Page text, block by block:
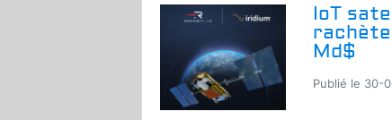
IoT
Md$
Publié le 30-